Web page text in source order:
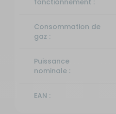
fonctionnement :
Consommation de
gaz :
Puissance
nominale :
EAN :